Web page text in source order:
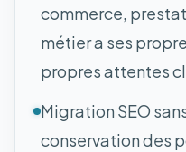
commerce,
métier a ses
propres attentes
Migration SEO
conservation des